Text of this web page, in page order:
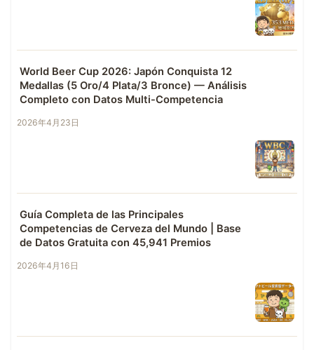
World Beer Cup 2026: Japón Conquista 12
Medallas (5 Oro/4 Plata/3 Bronce) — Análisis
Completo con Datos Multi-Competencia
2026年4月23日
Guía Completa de las Principales
Competencias de Cerveza del Mundo | Base
de Datos Gratuita con 45,941 Premios
2026年4月16日